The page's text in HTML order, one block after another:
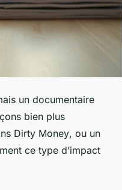
un documentaire
bien plus
Dirty Money, ou un
ce type d’impact